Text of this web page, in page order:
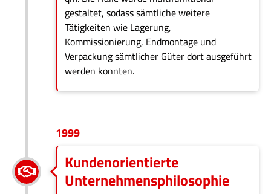
gestaltet, sodass sämtliche weitere
Tätigkeiten wie Lagerung,
Kommissionierung, Endmontage und
Verpackung sämtlicher Güter dort ausgeführt
werden konnten.
1999
Kundenorientierte
Unternehmensphilosophie